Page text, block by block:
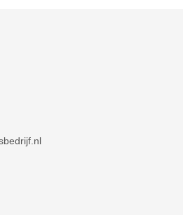
gebaseerd op een minimale